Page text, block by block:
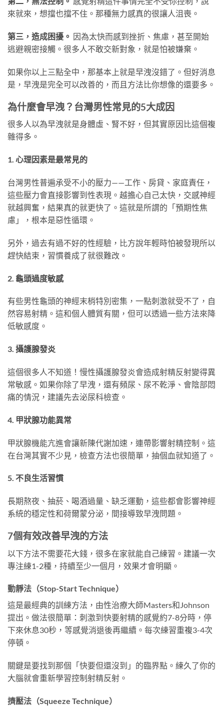
來就來，想擋也擋不住。那種無力感真的很讓人沮喪。
第三，造成困擾。 因為太快而感到挫折、焦慮，甚至開始
逃避親密接觸。很多人不敢交新對象，就是怕被嫌棄。
如果你以上三點全中，那基本上就是早洩沒錯了。但好消息
是，早洩是完全可以改善的，而且方法比你想像的還要多。
為什麼會早洩？台灣男性常見的5大成因
很多人以為早洩就是身體虛、腎不好，但其實原因比這個複
雜得多。
1. 心理因素是最常見的
台灣男性普遍承受不小的壓力——工作、房貸、家庭責任，
這些壓力會直接影響到性表現。越擔心自己太快，交感神經
就越興奮，結果真的就更快了。這就是所謂的「預期性焦
慮」，根本是惡性循環。
另外，過去有過不好的性經驗，比方說年輕時怕被發現所以
趕快結束，習慣養成了就很難改。
2. 龜頭過度敏感
有些男性龜頭的神經末梢特別密集，一點刺激就受不了，自
然容易射精。這和個人體質有關，但可以透過一些方法來降
低敏感度。
3. 攝護腺發炎
這個很多人不知道！慢性攝護腺發炎會造成射精反射變得異
常敏感。如果你除了早洩，還有頻尿、尿不乾淨、會陰部悶
痛的情況，建議先去泌尿科檢查。
4. 甲狀腺功能異常
甲狀腺機能亢進會讓新陳代謝加速，連帶影響射精控制。這
在台灣其實不少見，檢查方法也很簡單，抽個血就知道了。
5. 不良生活習慣
長期熬夜、抽菸、喝酒過量、缺乏運動，這些都會影響神經
系統的穩定性和荷爾蒙分泌，間接導致早洩問題。
7個有效改善早洩的方法
以下方法不需要花大錢，很多在家就能自己練習。建議一次
專注練1-2種，持續至少一個月，效果才會明顯。
動靜法（Stop-Start Technique）
這是最經典的訓練方法，由性治療大師Masters和Johnson
提出。做法很簡單：刺激到快要射精的感覺約7-8分時，停
下來休息30秒，等感覺消退後再繼續。每次練習重複3-4次
停頓。
關鍵是要找到那個「快要但還沒到」的臨界點。練久了你的
大腦就會重新學習控制射精反射。
擠壓法（Squeeze Technique）